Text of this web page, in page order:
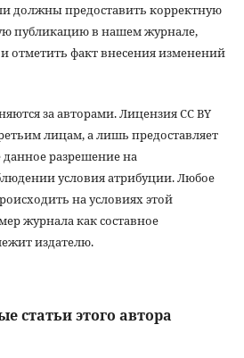
должны предоставить корректную
публикацию в нашем журнале,
отметить факт внесения изменений
за авторами. Лицензия CC BY
лицам, а лишь предоставляет
данное разрешение на
условия атрибуции. Любое
на условиях этой
журнала как составное
издателю.
статьи этого автора